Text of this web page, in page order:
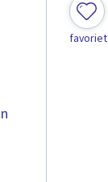
favoriet